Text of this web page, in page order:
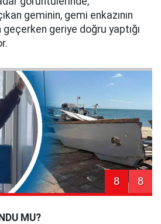
geminin, gemi enkazının
geriye doğru yaptığı
8 8
MU?